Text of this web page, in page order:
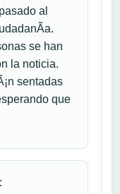
al
se han
la noticia.
sentadas
que